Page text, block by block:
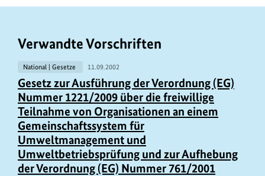
n
s
Verwandte Vorschriften
National | Gesetze 11.09.2002
Gesetz zur Ausführung der Verordnung (EG)
Nummer 1221/2009 über die freiwillige
Teilnahme von Organisationen an einem
Gemeinschaftssystem für
Umweltmanagement und
Umweltbetriebsprüfung und zur Aufhebung
der Verordnung (EG) Nummer 761/2001